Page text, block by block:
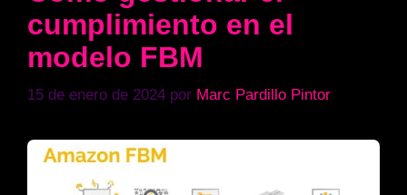
cumplimiento en el
modelo FBM
15 de enero de 2024 por Marc Pardillo Pintor